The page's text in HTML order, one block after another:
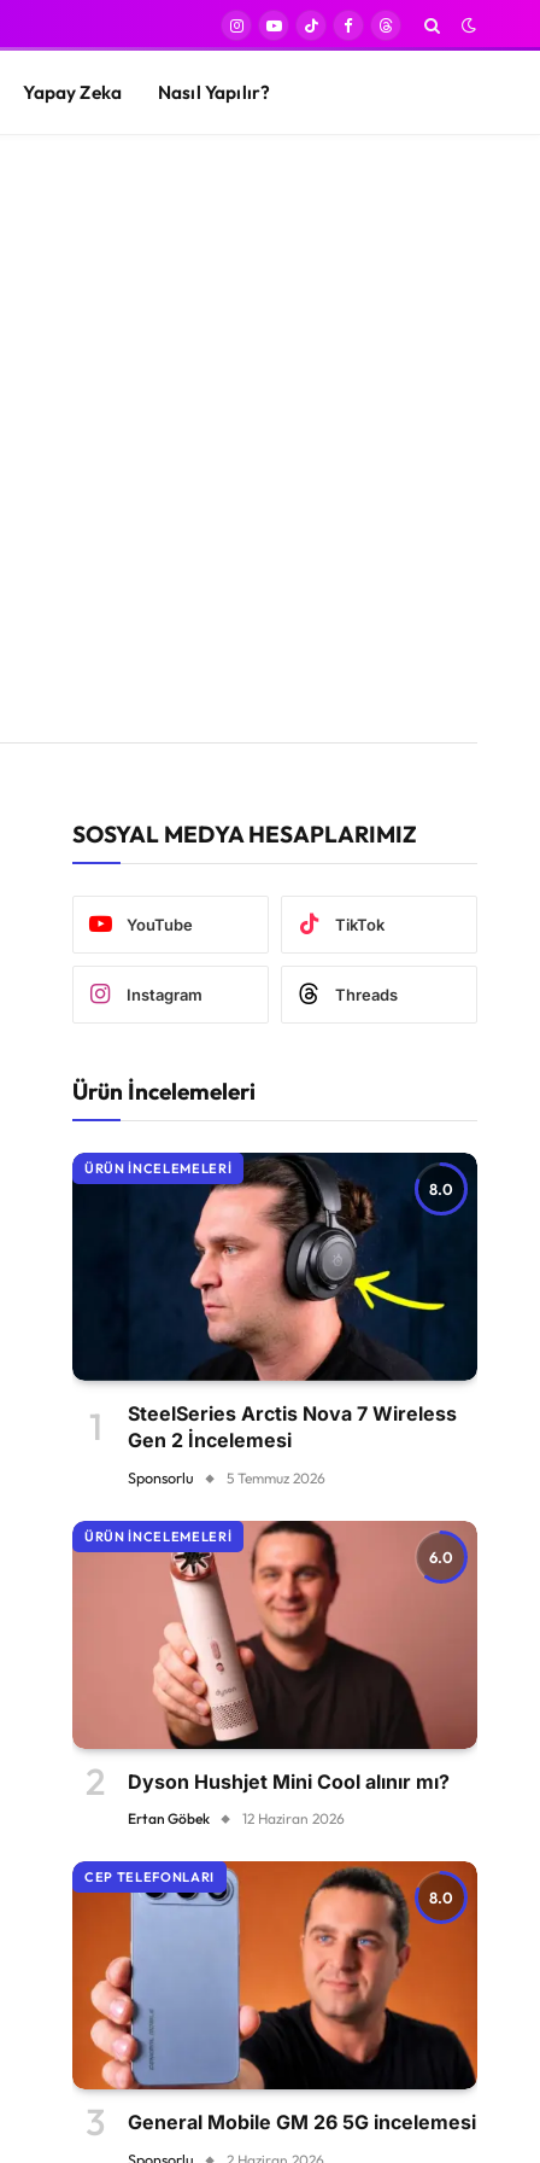
Instagram
YouTube
TikTokFacebook
Threads
Yapay Zeka Nasıl Yapılır?
SOSYAL MEDYA HESAPLARIMIZ
YouTube TikTok
Instagram Threads
Ürün İncelemeleri
8.0
ÜRÜN İNCELEMELERI
SteelSeries Arctis Nova 7 Wireless
Gen 2 İncelemesi
Sponsorlu 5 Temmuz 2026
6.0
ÜRÜN İNCELEMELERI
Dyson Hushjet Mini Cool alınır mı?
Ertan Göbek 12 Haziran 2026
8.0
CEP TELEFONLARI
General Mobile GM 26 5G incelemesi